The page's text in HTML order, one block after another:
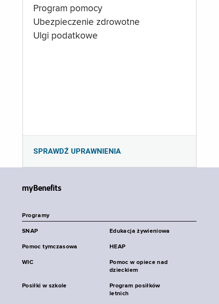
Program pomocy
Ubezpieczenie zdrowotne
Ulgi podatkowe
SPRAWDŹ UPRAWNIENIA
myBenefits
Programy
SNAP Edukacja żywieniowa
Pomoc tymczasowa HEAP
WIC
Pomoc w opiece nad
dzieckiem
Posiłki w szkole
Program posiłków
letnich